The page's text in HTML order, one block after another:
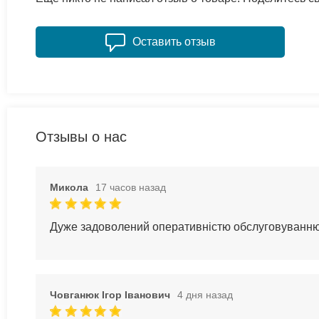
Оставить отзыв
Отзывы о нас
Микола 17 часов назад
Дуже задоволений оперативністю
Човганюк Ігор Іванович 4 дня назад